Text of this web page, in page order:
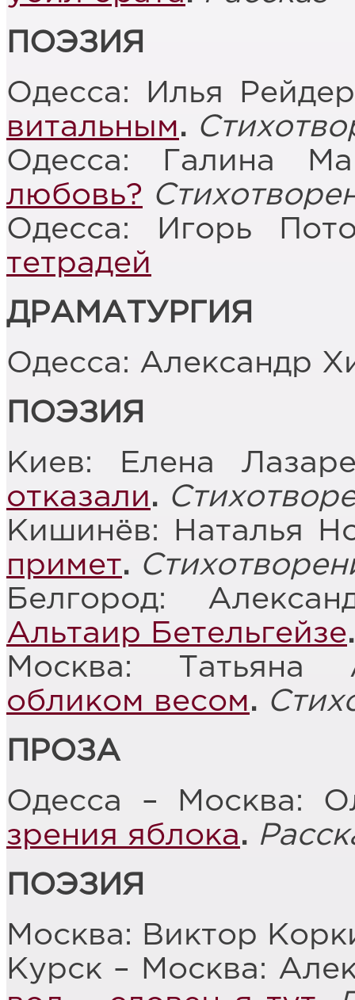
ПОЭЗИЯ
Одесса: Илья
витальным.
Одесса: Галина
любовь?
Одесса: Игорь
тетрадей
ДРАМАТУРГИЯ
Одесса: Александр
ПОЭЗИЯ
Киев: Елена
отказали.
Кишинёв: Наталья
примет.
Белгород:
Альтаир Бетельгейзе.
Москва: Татьяна
обликом весом.
ПРОЗА
Одесса – Москва:
зрения яблока.
ПОЭЗИЯ
Москва: Виктор
Курск – Москва: